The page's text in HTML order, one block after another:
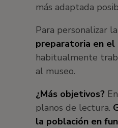
más adaptada
Para personalizar
preparatoria en el
habitualmente
al museo.
¿Más objetivos?
planos de lectura.
la población en